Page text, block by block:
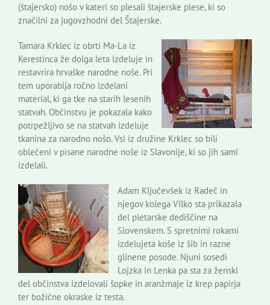
(štajersko) nošo v kateri so plesali štajerske plese, ki so
značilni za jugovzhodni del Štajerske.
Tamara Krklec iz obrti Ma-La iz
Kerestinca že dolga leta izdeluje in
restavrira hrvaške narodne noše. Pri
tem uporablja ročno izdelani
material, ki ga tke na starih lesenih
statvah. Občinstvu je pokazala kako
potrpežljivo se na statvah izdeluje
tkanina za narodno nošo. Vsi iz družine Krklec so bili
oblečeni v pisane narodne noše iz Slavonije, ki so jih sami
izdelali.
Adam Ključevšek iz Radeč in
njegov kolega Vilko sta prikazala
del pletarske dediščine na
Slovenskem. S spretnimi rokami
izdelujeta koše iz šib in razne
glinene posode. Njuni sosedi
Lojzka in Lenka pa sta za ženski
del občinstva izdelovali šopke in aranžmaje iz krep papirja
ter božične okraske iz testa.